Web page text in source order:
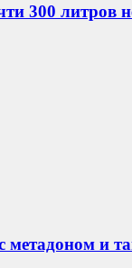
300 литров
метадоном и